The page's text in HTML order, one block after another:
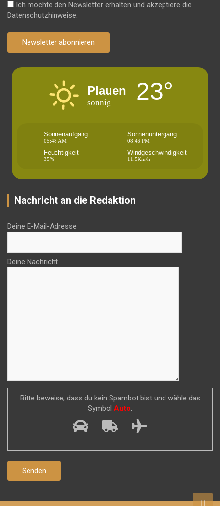
Ich möchte den Newsletter erhalten und akzeptiere die
Datenschutzhinweise.
Newsletter abonnieren
Plauen
sonnig 23°
Sonnenaufgang
05:48 AM
Sonnenuntergang
08:46 PM
Feuchtigkeit
35%
Windgeschwindigkeit
11.5Km/h
Nachricht an die Redaktion
Deine E-Mail-Adresse
Deine Nachricht
Bitte beweise, dass du kein Spambot bist und wähle das
Symbol Auto.